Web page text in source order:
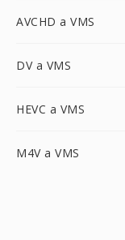
AVCHD a VMS
DV a VMS
HEVC a VMS
M4V a VMS